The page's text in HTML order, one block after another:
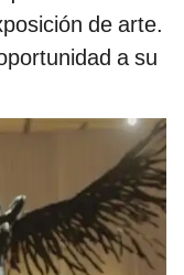
de arte.
a su